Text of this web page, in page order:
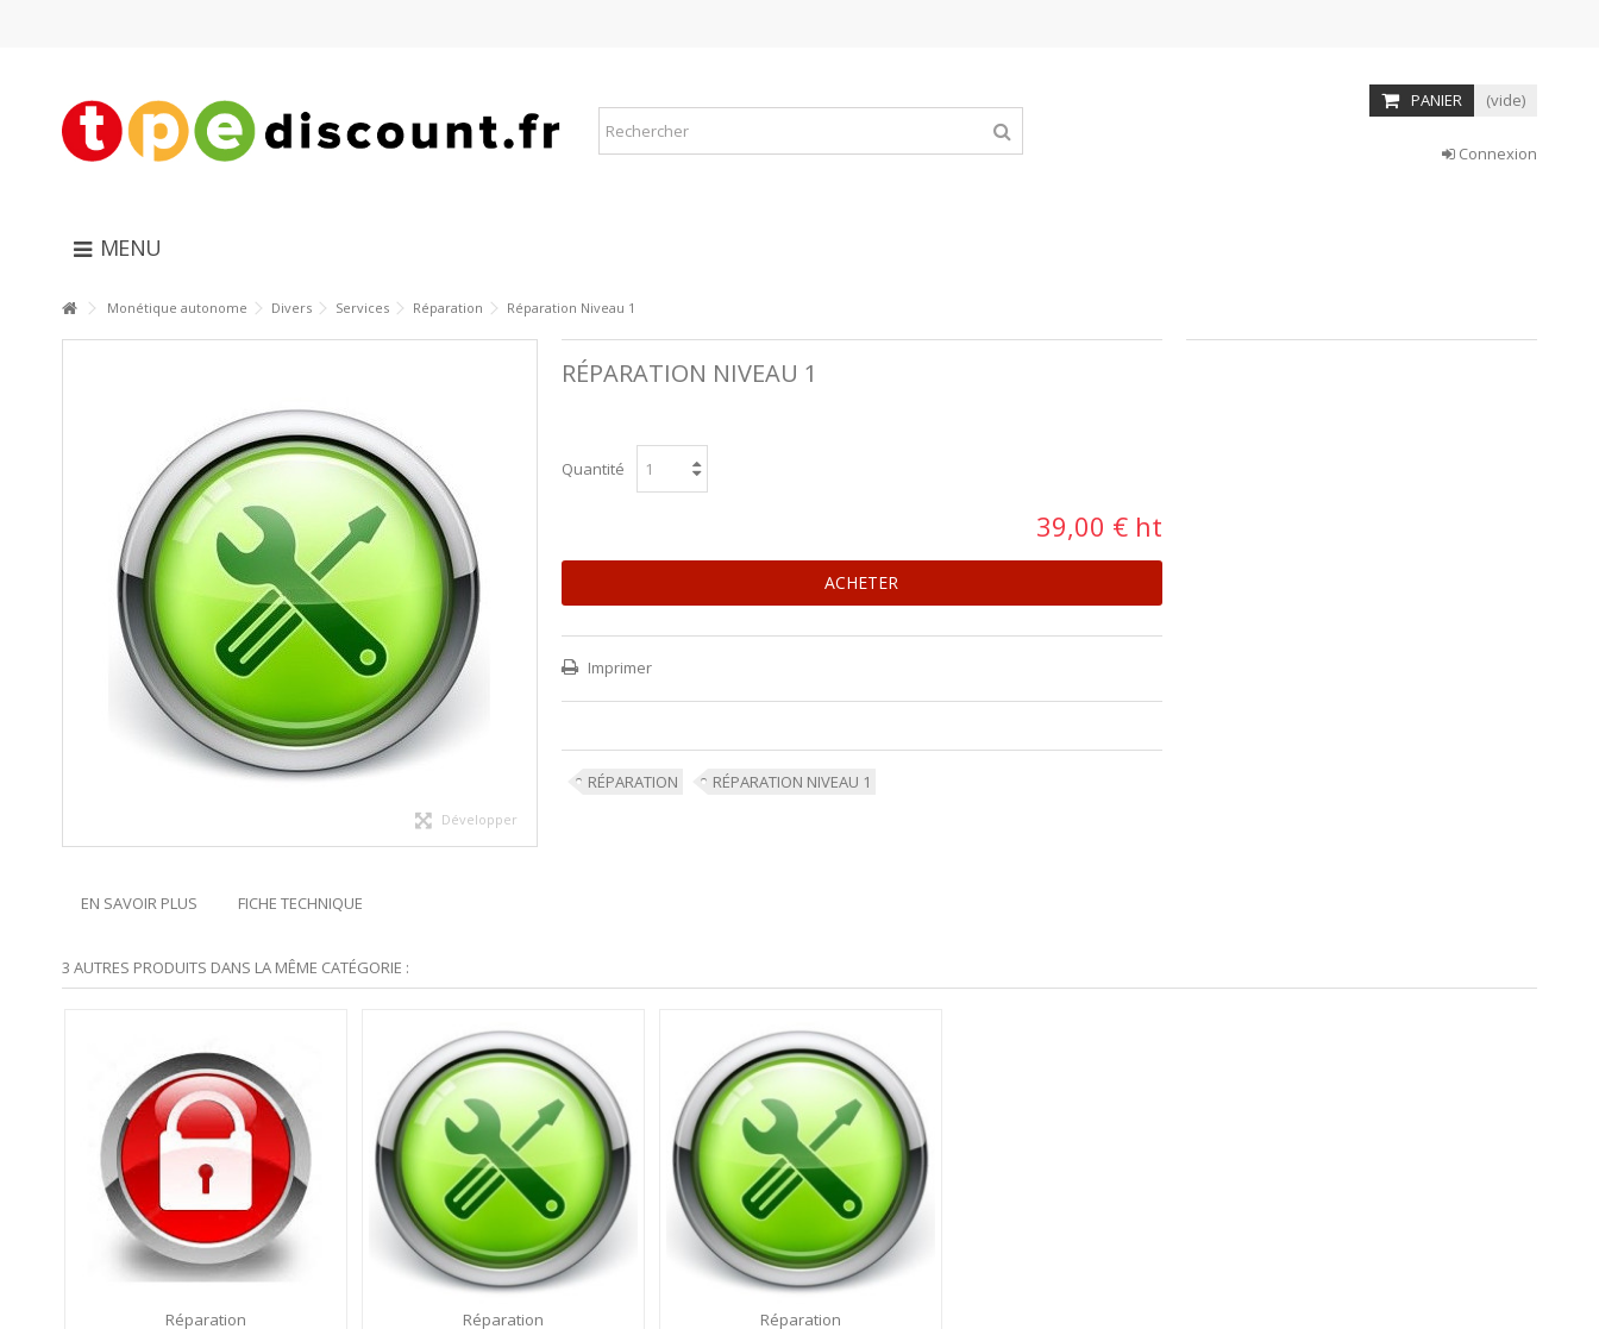
PANIER (vide)
Connexion
MENU
Monétique autonome Divers Services Réparation Réparation Niveau 1
Développer
RÉPARATION NIVEAU 1
Quantité
39,00 € ht
ACHETER
Imprimer
RÉPARATION RÉPARATION NIVEAU 1
EN SAVOIR PLUS FICHE TECHNIQUE
3 AUTRES PRODUITS DANS LA MÊME CATÉGORIE :
Réparation
Réparation
Réparation